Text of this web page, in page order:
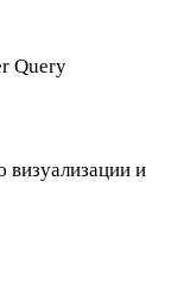
Query
и